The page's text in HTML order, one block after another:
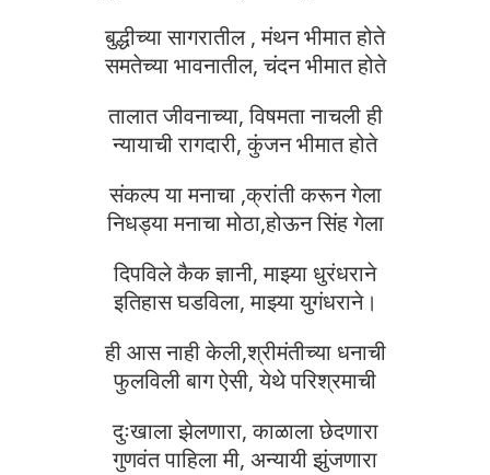
बुद्धीच्या सागरातील , मंथन भीमात होते
समतेच्या भावनातील, चंदन भीमात होते
तालात जीवनाच्या, विषमता नाचली ही
न्यायाची रागदारी, कुंजन भीमात होते
संकल्प या मनाचा ,क्रांती करून गेला
निधड्या मनाचा मोठा,होऊन सिंह गेला
दिपविले कैक ज्ञानी, माझ्या धुरंधराने
इतिहास घडविला, माझ्या युगंधराने।
ही आस नाही केली,श्रीमंतीच्या धनाची
फुलविली बाग ऐसी, येथे परिश्रमाची
दुःखाला झेलणारा, काळाला छेदणारा
गुणवंत पाहिला मी, अन्यायी झुंजणारा